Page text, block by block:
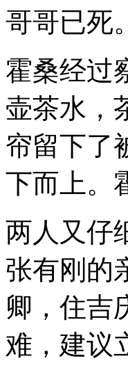
哥哥已死。
霍桑经过
壶茶水，
帘留下了
下而上。
两人又仔
张有刚的
卿，住吉
难，建议